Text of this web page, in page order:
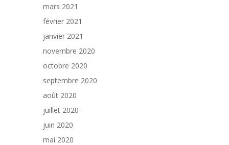
mars 2021
février 2021
janvier 2021
novembre 2020
octobre 2020
septembre 2020
août 2020
juillet 2020
juin 2020
mai 2020